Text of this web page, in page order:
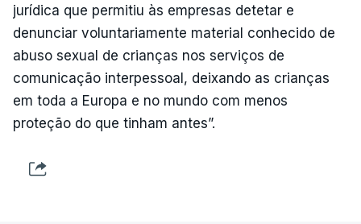
jurídica que permitiu às empresas detetar e
denunciar voluntariamente material conhecido de
abuso sexual de crianças nos serviços de
comunicação interpessoal, deixando as crianças
em toda a Europa e no mundo com menos
proteção do que tinham antes”.